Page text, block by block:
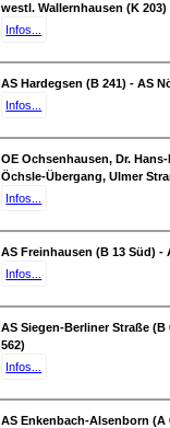
westl. Wallernhausen (K
Infos...
AS Hardegsen (B 241) - AS
Infos...
OE Ochsenhausen, Dr.
Öchsle-Übergang, Ulmer
Infos...
AS Freinhausen (B 13 Süd) -
Infos...
AS Siegen-Berliner Straße
562)
Infos...
AS Enkenbach-Alsenborn (A